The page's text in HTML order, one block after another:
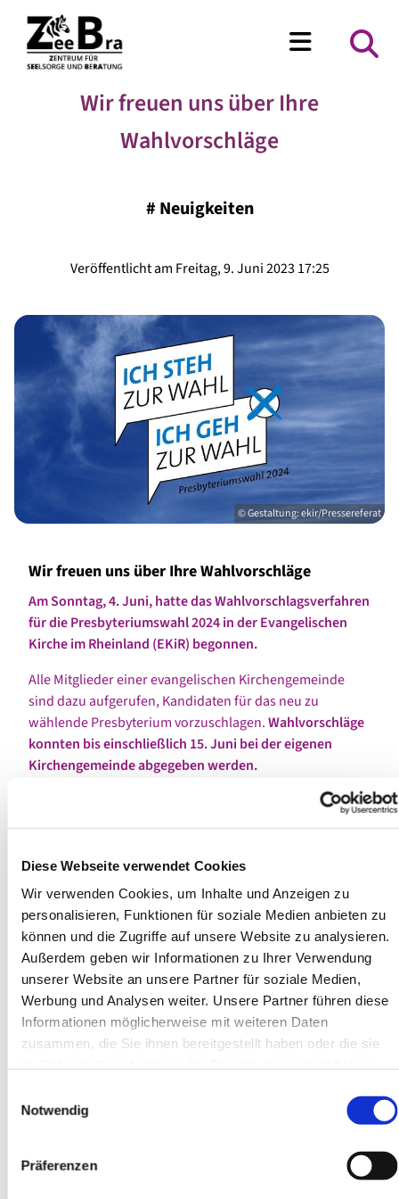
Diese Webseite verwendet Cookies
Wir verwenden Cookies, um Inhalte und Anzeigen zu
personalisieren, Funktionen für soziale Medien anbieten zu
können und die Zugriffe auf unsere Website zu analysieren.
Außerdem geben wir Informationen zu Ihrer Verwendung
unserer Website an unsere Partner für soziale Medien,
Werbung und Analysen weiter. Unsere Partner führen diese
Informationen möglicherweise mit weiteren Daten
zusammen, die Sie ihnen bereitgestellt haben oder die sie
Notwendig
Präferenzen
Wir freuen uns über Ihre
Wahlvorschläge
# Neuigkeiten
Veröffentlicht am Freitag, 9. Juni 2023 17:25
© Gestaltung: ekir/Pressereferat
Wir freuen uns über Ihre Wahlvorschläge
Am Sonntag, 4. Juni, hatte das Wahlvorschlagsverfahren
für die Presbyteriumswahl 2024 in der Evangelischen
Kirche im Rheinland (EKiR) begonnen.
Alle Mitglieder einer evangelischen Kirchengemeinde
sind dazu aufgerufen, Kandidaten für das neu zu
wählende Presbyterium vorzuschlagen.Wahlvorschläge
konnten bis einschließlich 15. Juni bei der eigenen
Kirchengemeinde abgegeben werden.
Alle vier Jahre wird das Presbyterium gewählt. Die
nächste Wahl findet am 18. Februar 2024 statt.
Wählen können alle Gemeindemitglieder,
mindestens 18 Jahre alt ist. Neben Gemeindemitgliedern
werden auch Mitarbeitende der Gemeinde ins
Presbyterium gewählt. Außerdem gehören die
Pfarrerinnen und Pfarrer zum Presbyterium.
Die Leitung einerKirchengemeindeheißt in der
Evangelischen Kirche im Rheinland Presbyterium, die
Mitglieder des Presbyteriums sind Presbyterinnen und
Presbyter. Diese Amtsbezeichnung leitet sich vom
Leitungsaufgaben eher älteren und erfahreneren
Das Presbyterium leitet und verwaltet die Gemeinde. Es